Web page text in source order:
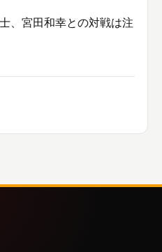
、宮田和幸との対戦は注